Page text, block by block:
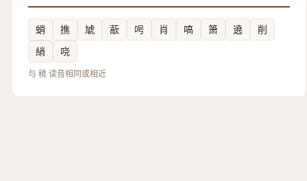
蛸 撨 虓 藃 呺 肖 嗃 箫 遶
削
綃
哓
与 穘 读音相同或相近